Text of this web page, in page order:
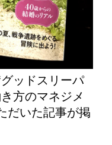
ッドスリーパ
方のマネジメ
だいた記事が掲